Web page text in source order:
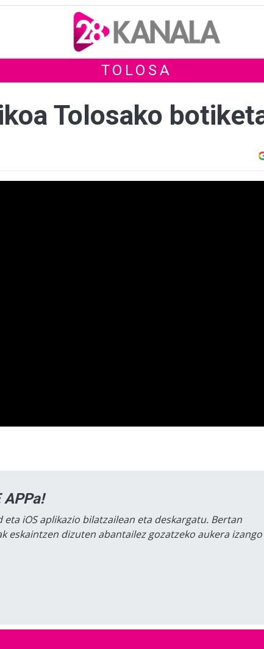
TOLOSA
Tolosako
APPa!
iOS aplikazio bilatzailean eta deskargatu. Bertan
eskaintzen dizuten abantailez gozatzeko aukera izango